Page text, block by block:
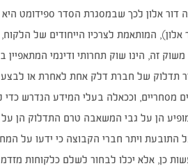
דור אלון לכך שבמסגרת הסדר ספידומט
המותאמת לצרכיו הייחודים של
זה, הינו שוק תחרותי ודינמי
תדלוק של חברת דלק אחת לאחרת או
מסחריים, וככאלה בעלי המידע הנדרש
מחיר המחירון מופיע הן על גבי המשאבה טרם
התובעת ויתר חברי הקבוצה כי ידעו על
כן, אלא יכלו לבחור לשלם כלקוחות